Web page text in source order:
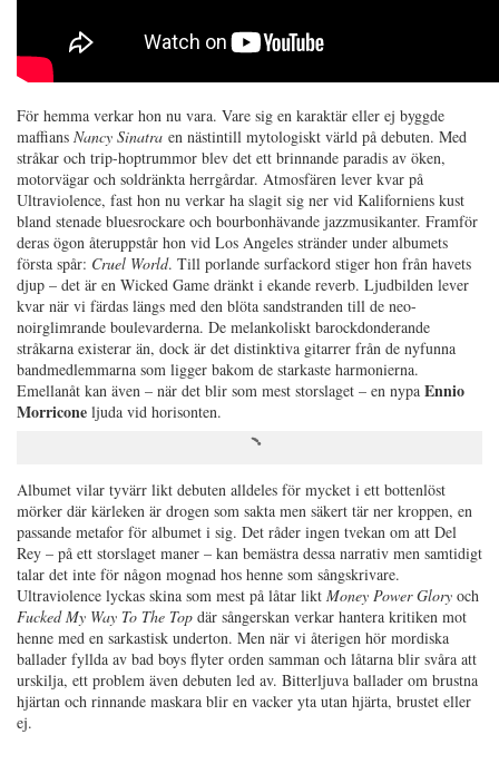
För hemma verkar hon nu vara. Vare sig en karaktär eller ej byggde
maffians Nancy Sinatra en nästintill mytologiskt värld på debuten. Med
stråkar och trip-hoptrummor blev det ett brinnande paradis av öken,
motorvägar och soldränkta herrgårdar. Atmosfären lever kvar på
Ultraviolence, fast hon nu verkar ha slagit sig ner vid Kaliforniens kust
bland stenade bluesrockare och bourbonhävande jazzmusikanter. Framför
deras ögon återuppstår hon vid Los Angeles stränder under albumets
första spår: Cruel World. Till porlande surfackord stiger hon från havets
djup – det är en Wicked Game dränkt i ekande reverb. Ljudbilden lever
kvar när vi färdas längs med den blöta sandstranden till de neo-
noirglimrande boulevarderna. De melankoliskt barockdonderande
stråkarna existerar än, dock är det distinktiva gitarrer från de nyfunna
bandmedlemmarna som ligger bakom de starkaste harmonierna.
Emellanåt kan även – när det blir som mest storslaget – en nypa Ennio
Morricone ljuda vid horisonten.
Albumet vilar tyvärr likt debuten alldeles för mycket i ett bottenlöst
mörker där kärleken är drogen som sakta men säkert tär ner kroppen, en
passande metafor för albumet i sig. Det råder ingen tvekan om att Del
Rey – på ett storslaget maner – kan bemästra dessa narrativ men samtidigt
talar det inte för någon mognad hos henne som sångskrivare.
Ultraviolence lyckas skina som mest på låtar likt Money Power Glory och
Fucked My Way To The Top där sångerskan verkar hantera kritiken mot
henne med en sarkastisk underton. Men när vi återigen hör mordiska
ballader fyllda av bad boys flyter orden samman och låtarna blir svåra att
urskilja, ett problem även debuten led av. Bitterljuva ballader om brustna
hjärtan och rinnande maskara blir en vacker yta utan hjärta, brustet eller
ej.